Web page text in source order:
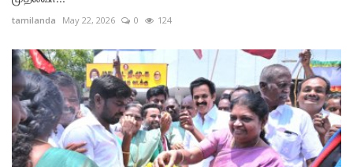
tamilanda May 22, 2026 0 124